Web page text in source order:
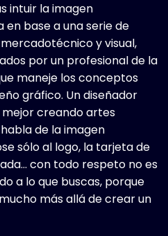
intuir la imagen
base a una serie de
y visual,
por un profesional de la
maneje los conceptos
gráfico. Un diseñador
creando artes
de la imagen
sólo al logo, la tarjeta de
con todo respeto no es
a lo que buscas, porque
más allá de crear un